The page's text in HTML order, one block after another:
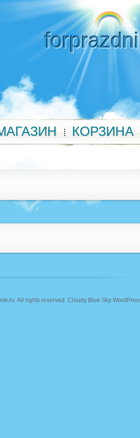
КОРЗИНА
. All rights reserved. Cloudy Blue Sky